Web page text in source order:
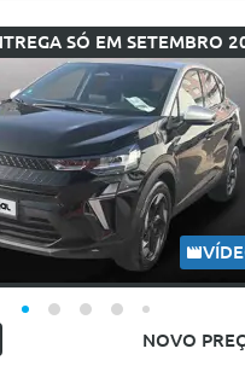
SÓ EM SETEMBRO
NOVO